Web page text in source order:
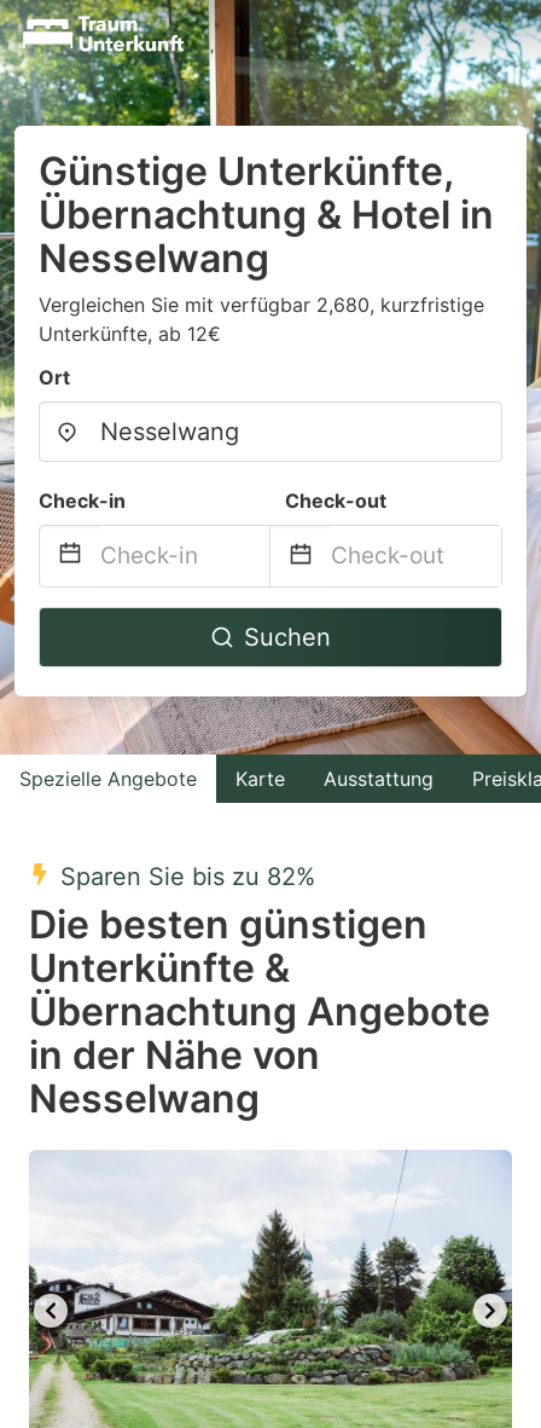
Günstige Unterkünfte,
Übernachtung & Hotel in
Nesselwang
Vergleichen Sie mit verfügbar 2,680, kurzfristige
Unterkünfte, ab 12€
Ort
Check-in Check-out
Navigate
to
interact
with
the
select
a
date.
Press
question
mark
key
keyboard
shortcuts
for
changing
Navigate
to
interact
with
the
a
Press
the
the
keyboard
shortcuts
for
changing
Suchen
Spezielle Angebote Karte Ausstattung
Sparen Sie bis zu 82%
Die besten günstigen
Unterkünfte &
Übernachtung Angebote
in der Nähe von
Nesselwang